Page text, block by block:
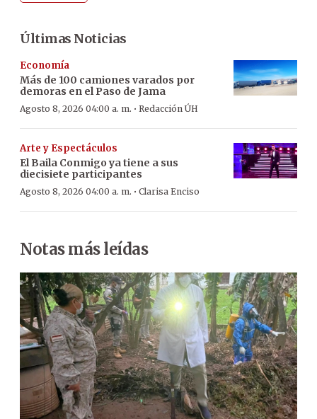
Últimas Noticias
Economía
Más de 100 camiones varados por
demoras en el Paso de Jama
Agosto 8, 2026 04:00 a. m. · Redacción ÚH
Arte y Espectáculos
El Baila Conmigo ya tiene a sus
diecisiete participantes
Agosto 8, 2026 04:00 a. m. · Clarisa Enciso
Notas más leídas